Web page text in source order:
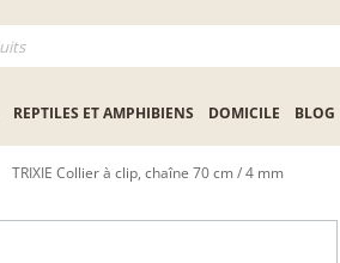
REPTILES ET AMPHIBIENS DOMICILE BLOG
TRIXIE Collier à clip, chaîne 70 cm / 4 mm